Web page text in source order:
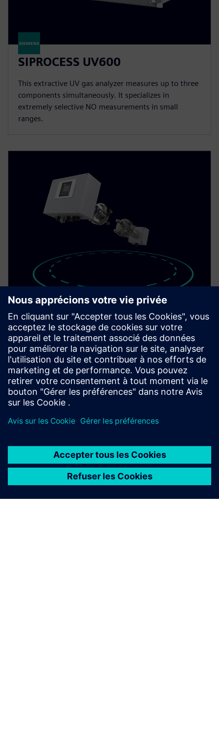
SIPROCESS UV600
This extractive UV gas analyzer measures up to three
components simultaneously. It specializes in
extremely selective NO measurements in small
ranges.
SITRANS TDL
Achieve fast, selective gas measurement with the in-
situ gas analyzer SITRANS TDL for a wide range of
different gases.